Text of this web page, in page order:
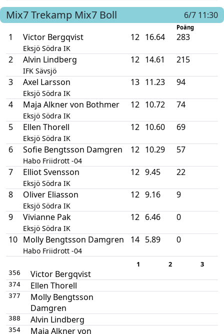
Mix7Trekamp Mix7 Boll 6/7 11:30
Poäng
1 Victor Bergqvist
Eksjö Södra IK
12 16.64 283
2 Alvin Lindberg
IFK Sävsjö
12 14.61 215
3 Axel Larsson
Eksjö Södra IK
13 11.23 94
4 Maja Alkner von Bothmer
Eksjö Södra IK
12 10.72 74
5 Ellen Thorell
Eksjö Södra IK
12 10.60 69
6 Sofie Bengtsson Damgren
Habo Friidrott -04
12 10.29 57
7 Elliot Svensson
Eksjö Södra IK
12 9.45 22
8 Oliver Eliasson
Eksjö Södra IK
12 9.16 9
9 Vivianne Pak
Eksjö Södra IK
12 6.46 0
10 Molly Bengtsson Damgren
Habo Friidrott -04
14 5.89 0
1 2 3
356 Victor Bergqvist
374 Ellen Thorell
377
Molly Bengtsson
Damgren
388 Alvin Lindberg
354 Maja Alkner von